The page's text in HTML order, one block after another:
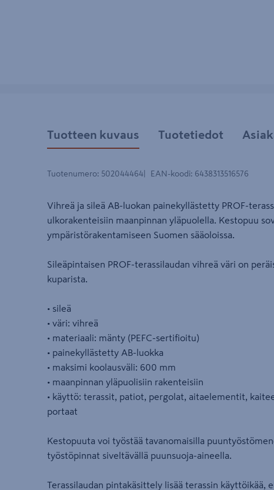
Tuotteen kuvaus Tuotetiedot
Tuotenumero: 502044464 EAN-koodi: 6438313516576
Vihreä ja sileä AB-luokan painekyllästetty PROF-
ulkorakenteisiin maanpinnan yläpuolella. Kestopuu
ympäristörakentamiseen Suomen sääoloissa.
Sileäpintaisen PROF-terassilaudan vihreä väri on
kuparista.
• sileä
• väri: vihreä
• materiaali: mänty (PEFC-sertifioitu)
• painekyllästetty AB-luokka
• maksimi koolausväli: 600 mm
• maanpinnan yläpuolisiin rakenteisiin
• käyttö: terassit, patiot, pergolat, aitaelementit,
portaat
Kestopuuta voi työstää tavanomaisilla
työstöpinnat siveltävällä puunsuoja-aineella.
Terassilaudan pintakäsittely lisää terassin käyttöikää,